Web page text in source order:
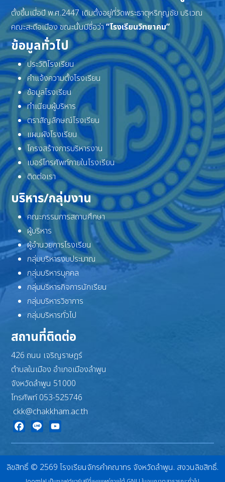
ตั้งขึ้นเมื่อปี พ.ศ.2447 เดิมตั้งอยู่ที่วัดพระธาตุหริภุญชัย บริเวณ
คณะสะดือเมือง ขณะนั้นมีชื่อว่า“โรงเรียนวิทยาคม”
ข้อมูลทั่วไป
ประวัติโรงเรียน
คำแจ้งความตั้งโรงเรียน
ข้อมูลโรงเรียน
ทำเนียบผู้บริหาร
ตราสัญลักษณ์โรงเรียน
แผนผังโรงเรียน
โครงสร้างการบริหารงาน
เบอร์โทรศัพท์ภายในโรงเรียน
ติดต่อเรา
บริหาร/กลุ่มงาน
คณะกรรมการสถานศึกษา
ผู้บริหาร
ผู้อำนวยการโรงเรียน
กลุ่มบริหารงบประมาณ
กลุ่มบริหารบุคคล
กลุ่มบริหารกิจการนักเรียน
กลุ่มบริหารวิชาการ
กลุ่มบริหารทั่วไป
สถานที่ติดต่อ
426 ถนน เจริญราษฎร์
ตำบลในเมือง อำเภอเมืองลำพูน
จังหวัดลำพูน 51000
โทรศัพท์ 053-525746
ckk@chakkham.ac.th
ลิขสิทธิ์ © 2569 โรงเรียนจักรคำคณาทร จังหวัดลำพูน. สงวนลิขสิทธิ์.